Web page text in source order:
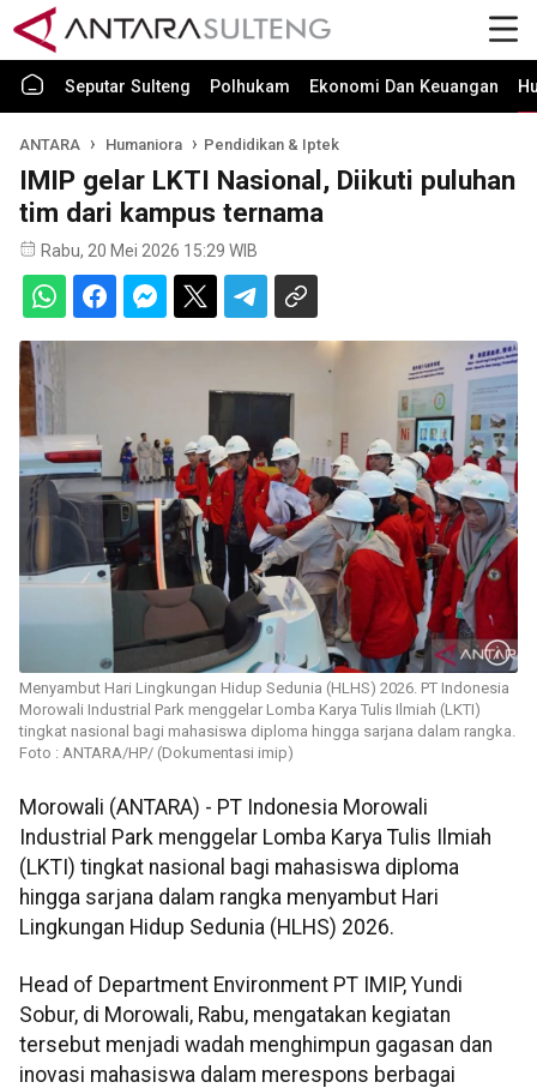
Seputar Sulteng Polhukam Ekonomi Dan Keuangan
ANTARA Humaniora Pendidikan & Iptek
IMIP gelar LKTI Nasional, Diikuti puluhan
tim dari kampus ternama
Rabu, 20 Mei 2026 15:29 WIB
Menyambut Hari Lingkungan Hidup Sedunia (HLHS) 2026. PT Indonesia
Morowali Industrial Park menggelar Lomba Karya Tulis Ilmiah (LKTI)
tingkat nasional bagi mahasiswa diploma hingga sarjana dalam rangka.
Foto : ANTARA/HP/ (Dokumentasi imip)
Morowali (ANTARA) - PT Indonesia Morowali
Industrial Park menggelar Lomba Karya Tulis Ilmiah
(LKTI) tingkat nasional bagi mahasiswa diploma
hingga sarjana dalam rangka menyambut Hari
Lingkungan Hidup Sedunia (HLHS) 2026.
Head of Department Environment PT IMIP, Yundi
Sobur, di Morowali, Rabu, mengatakan kegiatan
tersebut menjadi wadah menghimpun gagasan dan
inovasi mahasiswa dalam merespons berbagai